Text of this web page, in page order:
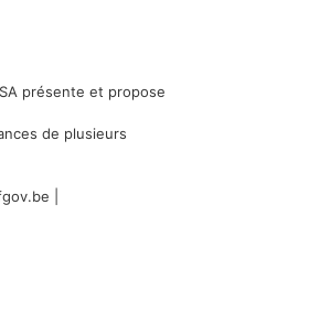
présente et propose
de plusieurs